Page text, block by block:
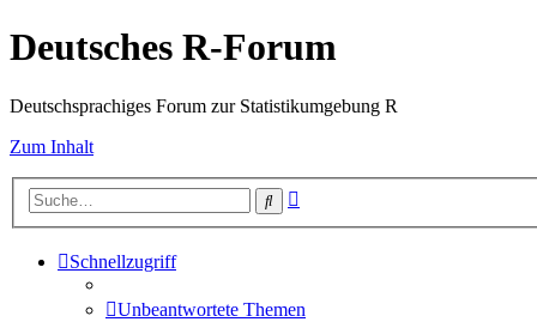
Deutsches R-Forum
Deutschsprachiges Forum zur Statistikumgebung R
Zum Inhalt
Suche
Schnellzugriff
Unbeantwortete Themen